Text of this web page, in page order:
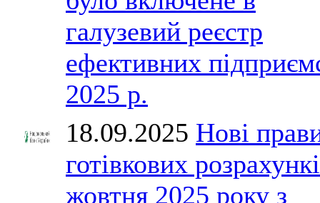
галузевий реєстр
ефективних
2025 р.
18.09.2025 Нові
готівкових
жовтня 2025 року з